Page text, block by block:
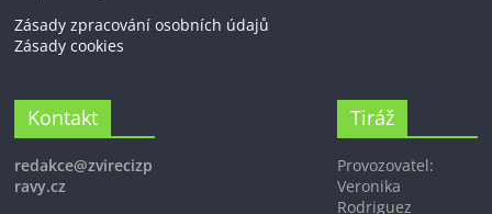
Zásady zpracování osobních údajů
Zásady cookies
Kontakt
redakce@zvirecizp
ravy.cz
Tiráž
Provozovatel:
Veronika
Rodriguez